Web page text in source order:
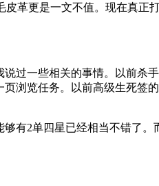
革更是一文不值。现在真正
过一些相关的事情。以前杀
浏览任务。以前高级生死签
有2单四星已经相当不错了